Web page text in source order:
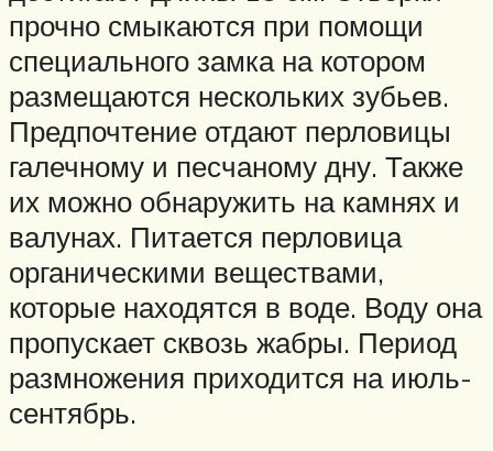
прочно смыкаются при помощи
специального замка на котором
размещаются нескольких зубьев.
Предпочтение отдают перловицы
галечному и песчаному дну. Также
их можно обнаружить на камнях и
валунах. Питается перловица
органическими веществами,
которые находятся в воде. Воду она
пропускает сквозь жабры. Период
размножения приходится на июль-
сентябрь.